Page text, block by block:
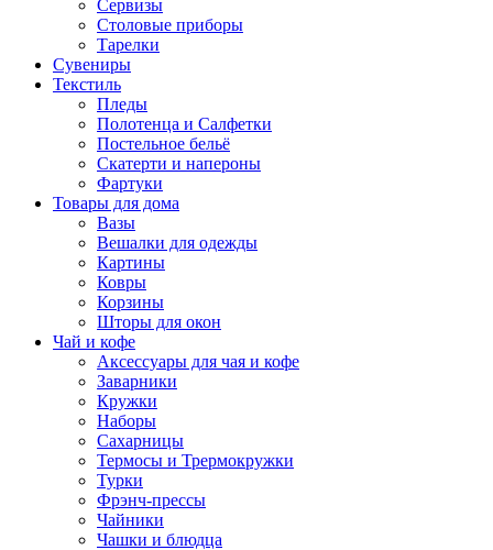
Сервизы
Столовые приборы
Тарелки
Сувениры
Текстиль
Пледы
Полотенца и Салфетки
Постельное бельё
Скатерти и напероны
Фартуки
Товары для дома
Вазы
Вешалки для одежды
Картины
Ковры
Корзины
Шторы для окон
Чай и кофе
Аксессуары для чая и кофе
Заварники
Кружки
Наборы
Сахарницы
Термосы и Трермокружки
Турки
Фрэнч-прессы
Чайники
Чашки и блюдца